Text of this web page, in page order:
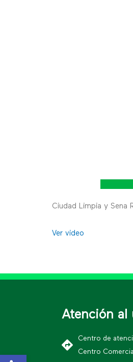
Ciudad Limpia y Sena
Ver video
Atención al
Centro de
Centro